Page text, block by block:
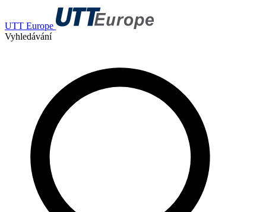
UTT Europe
Vyhledávání